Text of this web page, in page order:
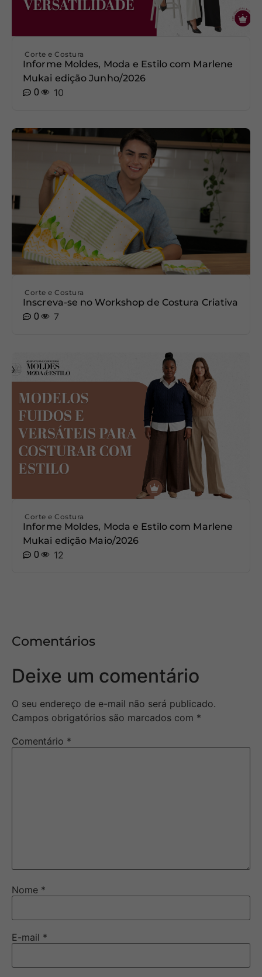
Corte e Costura
Informe Moldes, Moda e Estilo com Marlene
Mukai edição Junho/2026
0
10
Corte e Costura
Inscreva-se no Workshop de Costura Criativa
0
7
Corte e Costura
Informe Moldes, Moda e Estilo com Marlene
Mukai edição Maio/2026
0
12
Comentários
Deixe um comentário
O seu endereço de e-mail não será publicado.
Campos obrigatórios são marcados com *
Comentário *
Nome *
E-mail *